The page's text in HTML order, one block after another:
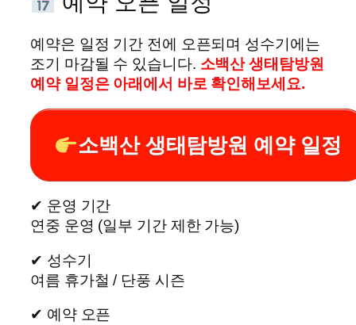
예약은 일정 기간 전에 오픈되며 성수기에는
조기 마감될 수 있습니다. 소백산 생태탐방원
예약 일정은 아래에서 바로 확인해보세요.
소백산 생태탐방원 예약 일정
✔ 운영 기간
연중 운영 (일부 기간 제한 가능)
✔ 성수기
여름 휴가철 / 단풍 시즌
✔ 예약 오픈